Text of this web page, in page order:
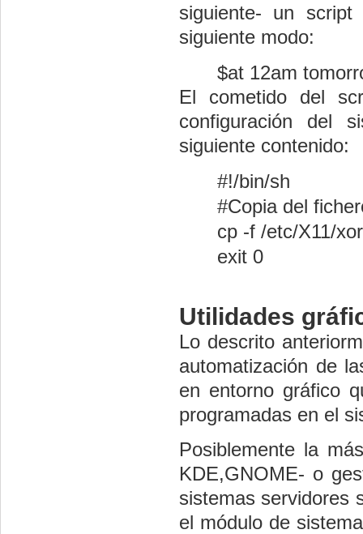
siguiente- un
siguiente modo:
$at 12am
El cometido del
configuración del
siguiente contenido:
#!/bin/sh
#Copia del
cp -f /etc/X11/
exit 0
Utilidades
Lo descrito
automatización de
en entorno gráfico
programadas en el
Posiblemente la
KDE,GNOME- o
sistemas servidores
el módulo de